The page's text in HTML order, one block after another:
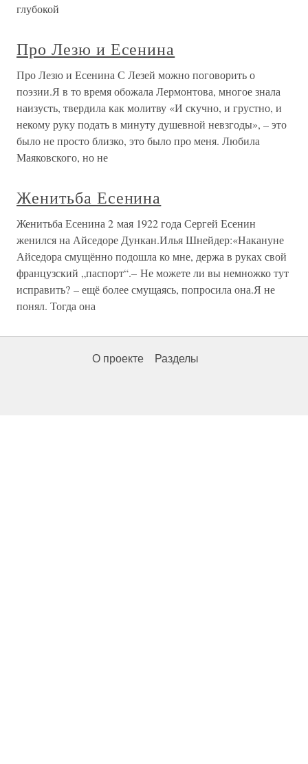
глубокой
Про Лезю и Есенина
Про Лезю и Есенина С Лезей можно поговорить о
поэзии.Я в то время обожала Лермонтова, многое знала
наизусть, твердила как молитву «И скучно, и грустно, и
некому руку подать в минуту душевной невзгоды», – это
было не просто близко, это было про меня. Любила
Маяковского, но не
Женитьба Есенина
Женитьба Есенина 2 мая 1922 года Сергей Есенин
женился на Айседоре Дункан.Илья Шнейдер:«Накануне
Айседора смущённо подошла ко мне, держа в руках свой
французский „паспорт“.– Не можете ли вы немножко тут
исправить? – ещё более смущаясь, попросила она.Я не
понял. Тогда она
О проекте Разделы